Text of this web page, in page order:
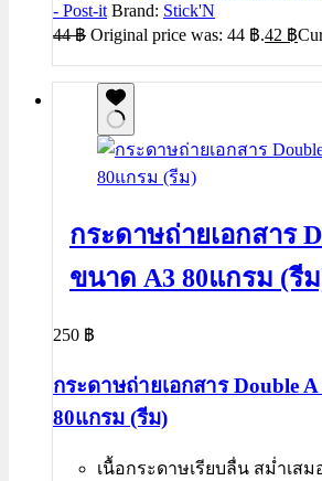
- Post-it Brand: Stick'N
44฿ Original price was: 44 ฿.42 ฿
กระดาษถ่ายเอกสาร
ขนาด A3 80แกรม (รี
250 ฿
กระดาษถ่ายเอกสาร Double
80แกรม (รีม)
เนื้อกระดาษเรียบลื่น สม่ำเส